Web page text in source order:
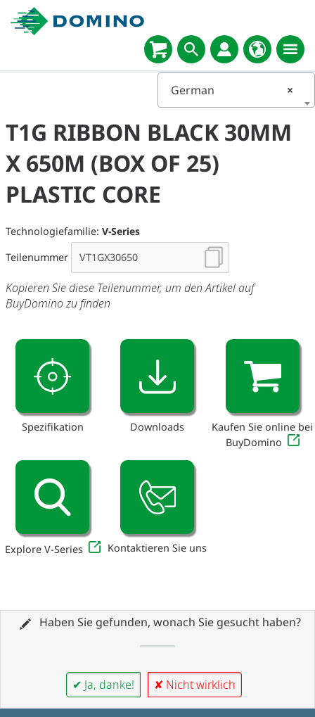
×
German
T1G RIBBON BLACK 30MM
X 650M (BOX OF 25)
PLASTIC CORE
Technologiefamilie: V-Series
Teilenummer
Kopieren Sie diese Teilenummer, um den Artikel auf
BuyDomino zu finden
Spezifikation Downloads
Kaufen Sie online bei
BuyDomino
Explore V-Series Kontaktieren Sie uns
Haben Sie gefunden, wonach Sie gesucht haben?
✔ Ja, danke! ✘ Nicht wirklich